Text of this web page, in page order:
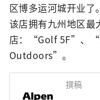
区博多运河城开业了。
该店拥有九州地区最
店：“Golf 5F”、
Outdoors”。
撰稿